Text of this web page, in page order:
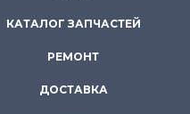
КАТАЛОГ ЗАПЧАСТЕЙ
РЕМОНТ
ДОСТАВКА